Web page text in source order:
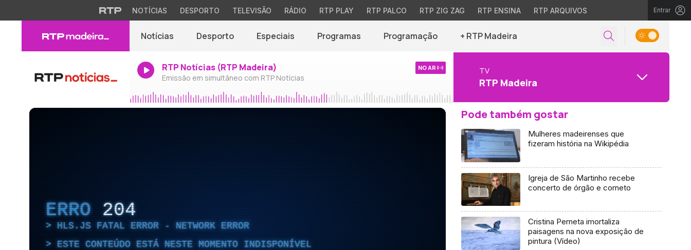
NOTÍCIAS DESPORTO TELEVISÃO RÁDIO RTP PLAY RTP PALCO RTP ZIG ZAG RTP ENSINA RTP ARQUIVOS Entrar
Notícias Desporto Especiais Programas Programação + RTP Madeira
RTP Notícias (RTP Madeira)
Emissão em simultâneo com RTP Notícias
NO AR TV
RTP Madeira
ERRO 204
HLS.JS FATAL ERROR - NETWORK ERROR
ESTE CONTEÚDO ESTÁ NESTE MOMENTO INDISPONÍVEL
Pode também gostar
Mulheres madeirenses que
fizeram história na Wikipédia
Igreja de São Martinho recebe
concerto de órgão e corneto
Cristina Perneta imortaliza
paisagens na nova exposição de
pintura (Vídeo)